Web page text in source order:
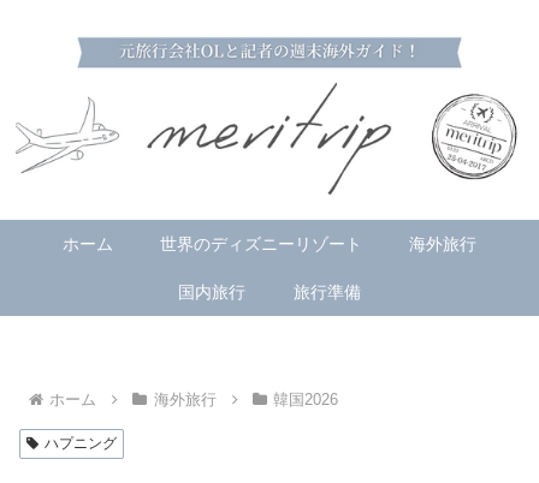
ホーム 世界のディズニーリゾート 海外旅行
国内旅行 旅行準備
ホーム 海外旅行 韓国2026
ハプニング